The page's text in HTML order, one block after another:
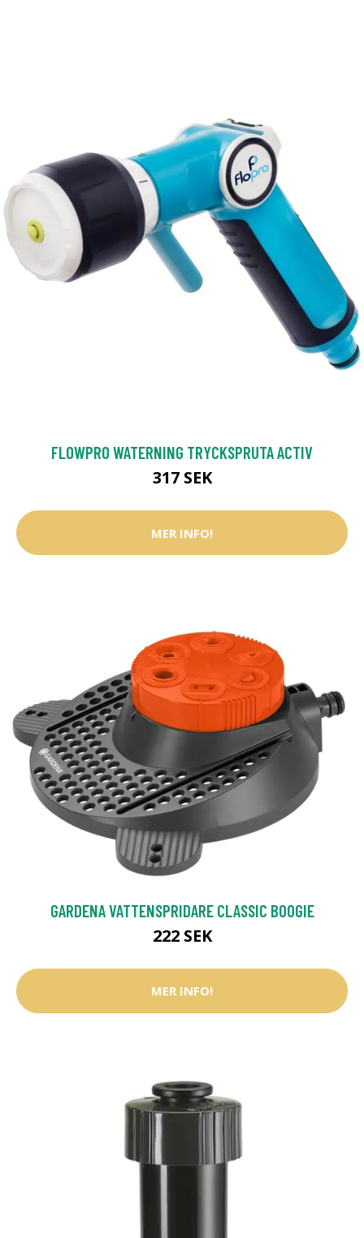
FLOWPRO WATERNING TRYCKSPRUTA ACTIV
317 SEK
MER INFO!
GARDENA VATTENSPRIDARE CLASSIC BOOGIE
222 SEK
MER INFO!